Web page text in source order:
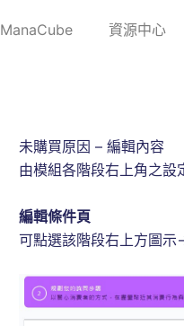
ManaCube 資源中心
未購買原因 – 編輯內容
由模組各階段右上角之設
編輯條件頁
可點選該階段右上方圖